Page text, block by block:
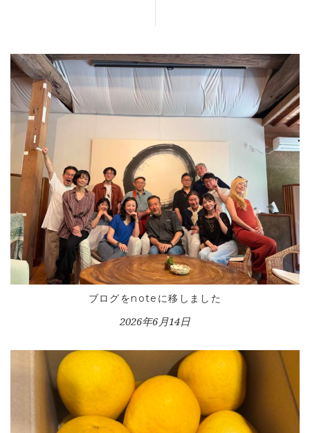
ブログをnoteに移しました
2026年6月14日